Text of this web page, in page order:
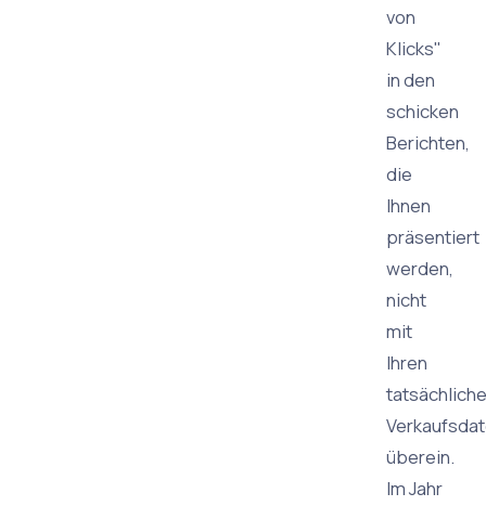
von
Klicks"
in den
schicken
Berichten,
die
Ihnen
präsentiert
werden,
nicht
mit
Ihren
überein.
Im Jahr